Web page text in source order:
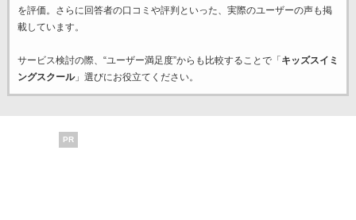
を評価。さらに回答者の口コミや評判といった、実際のユーザーの声も掲
載しています。
サービス検討の際、“ユーザー満足度”からも比較することで「 キッズスイミ
ングスクール」選びにお役立てください。
PR